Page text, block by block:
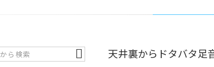
天井裏からドタバタ足